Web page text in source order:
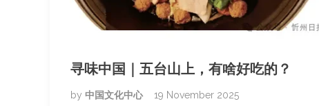
寻味中国｜五台山上，有啥好吃的？
by 中国文化中心 19 November 2025